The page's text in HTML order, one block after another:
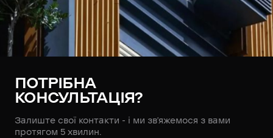
ПОТРІБНА
КОНСУЛЬТАЦІЯ?
Залиште свої контакти - і ми зв’яжемося з вами
протягом 5 хвилин.